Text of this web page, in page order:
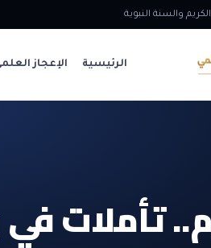
والسنة النبوية
الرئيسية الإعجاز
تأملات